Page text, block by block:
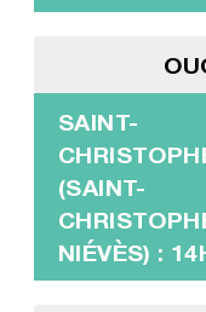
SAINT-
(SAINT-
NIÉVÈS) :